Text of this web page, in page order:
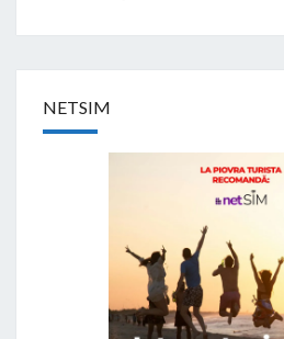
NETSIM